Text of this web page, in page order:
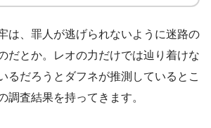
は、罪人が逃げられないように迷路の
だとか。レオの力だけでは辿り着けな
るだろうとダフネが推測しているとこ
調査結果を持ってきます。